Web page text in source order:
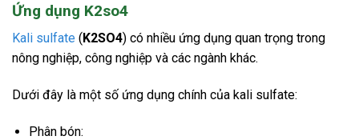
Ứng dụng K2so4
Kali sulfate (K2SO4) có nhiều ứng dụng quan trọng trong
nông nghiệp, công nghiệp và các ngành khác.
Dưới đây là một số ứng dụng chính của kali sulfate:
Phân bón: